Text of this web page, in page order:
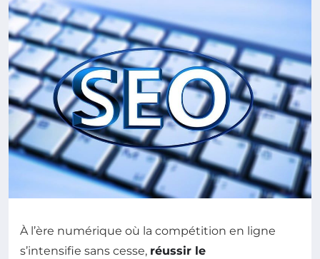
À l’ère numérique où la compétition en ligne
s’intensifie sans cesse, réussir le